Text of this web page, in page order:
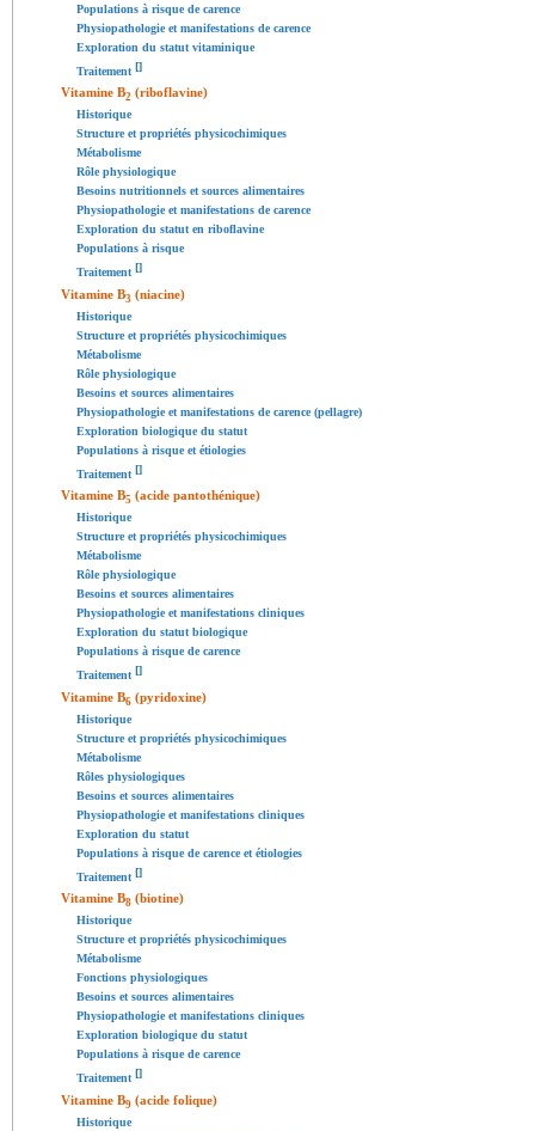
Populations à risque de carence
Physiopathologie et manifestations de carence
Exploration du statut vitaminique
Traitement []
Vitamine B2 (riboflavine)
Historique
Structure et propriétés physicochimiques
Métabolisme
Rôle physiologique
Besoins nutritionnels et sources alimentaires
Physiopathologie et manifestations de carence
Exploration du statut en riboflavine
Populations à risque
Traitement[]
Vitamine B3 (niacine)
Historique
Structure et propriétés physicochimiques
Métabolisme
Rôle physiologique
Besoins et sources alimentaires
Physiopathologie et manifestations de carence (pellagre)
Exploration biologique du statut
Populations à risque et étiologies
Traitement []
Vitamine B5 (acide pantothénique)
Historique
Structure et propriétés physicochimiques
Métabolisme
Rôle physiologique
Besoins et sources alimentaires
Physiopathologie et manifestations cliniques
Exploration du statut biologique
Populations à risque de carence
Traitement[]
Vitamine B6 (pyridoxine)
Historique
Structure et propriétés physicochimiques
Métabolisme
Rôles physiologiques
Besoins et sources alimentaires
Physiopathologie et manifestations cliniques
Exploration du statut
Populations à risque de carence et étiologies
Traitement []
Vitamine B8 (biotine)
Historique
Structure et propriétés physicochimiques
Métabolisme
Fonctions physiologiques
Besoins et sources alimentaires
Physiopathologie et manifestations cliniques
Exploration biologique du statut
Populations à risque de carence
Traitement []
Vitamine B9 (acide folique)
Historique